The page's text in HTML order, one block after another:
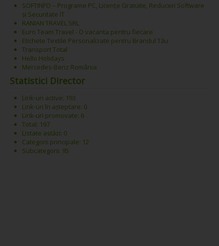
SOFTINFO – Programe PC, Licențe Gratuite, Reduceri Software
și Securitate IT
RANIAN TRAVEL SRL
Euro Team Travel - O vacanta pentru fiecare
Etichete Textile Personalizate pentru Brandul Tău
Transport Total
Hello Holidays
Mercedes-Benz România
Statistici Director
Link-uri active: 193
Link-uri în așteptare: 0
Link-uri promovate: 6
Total: 197
Listate astăzi: 0
Categorii principale: 12
Subcategorii: 95